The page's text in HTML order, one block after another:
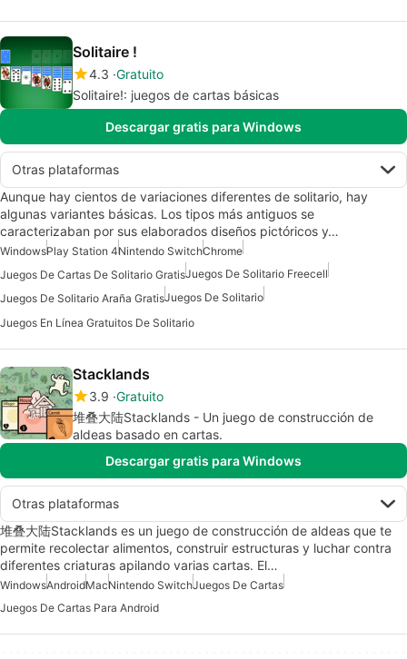
Solitaire !
4.3 Gratuito
Solitaire!: juegos de cartas básicas
Descargar gratis para Windows
Otras plataformas
Aunque hay cientos de variaciones diferentes de solitario, hay
algunas variantes básicas. Los tipos más antiguos se
caracterizaban por sus elaborados diseños pictóricos y…
WindowsPlay Station 4Nintendo SwitchChrome
Juegos De Cartas De Solitario GratisJuegos De Solitario Freecell
Juegos De Solitario Araña GratisJuegos De Solitario
Juegos En Línea Gratuitos De Solitario
Stacklands
3.9 Gratuito
堆叠大陆Stacklands - Un juego de construcción de
aldeas basado en cartas.
Descargar gratis para Windows
Otras plataformas
堆叠大陆Stacklands es un juego de construcción de aldeas que te
permite recolectar alimentos, construir estructuras y luchar contra
diferentes criaturas apilando varias cartas. El…
WindowsAndroidMacNintendo SwitchJuegos De Cartas
Juegos De Cartas Para Android